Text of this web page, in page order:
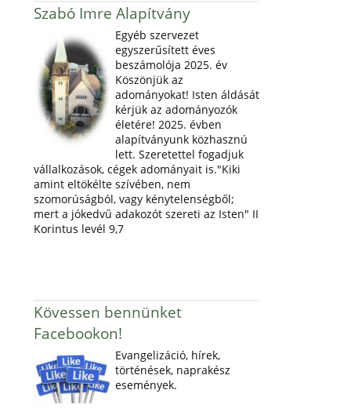
Szabó Imre Alapítvány
Egyéb szervezet
egyszerűsített éves
beszámolója 2025. év
Köszönjük az
adományokat! Isten áldását
kérjük az adományozók
életére! 2025. évben
alapítványunk közhasznú
lett. Szeretettel fogadjuk
vállalkozások, cégek adományait is."Kiki
amint eltökélte szívében, nem
szomorúságból, vagy kénytelenségből;
mert a jókedvű adakozót szereti az Isten" II
Korintus levél 9,7
Kövessen bennünket
Facebookon!
Evangelizáció, hírek,
történések, naprakész
események.